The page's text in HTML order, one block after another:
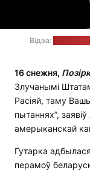
Відэа:
16 снежня, Позірк
Злучанымі
Расіяй, таму
пытаннях”,
амерыканскай
Гутарка
перамоў